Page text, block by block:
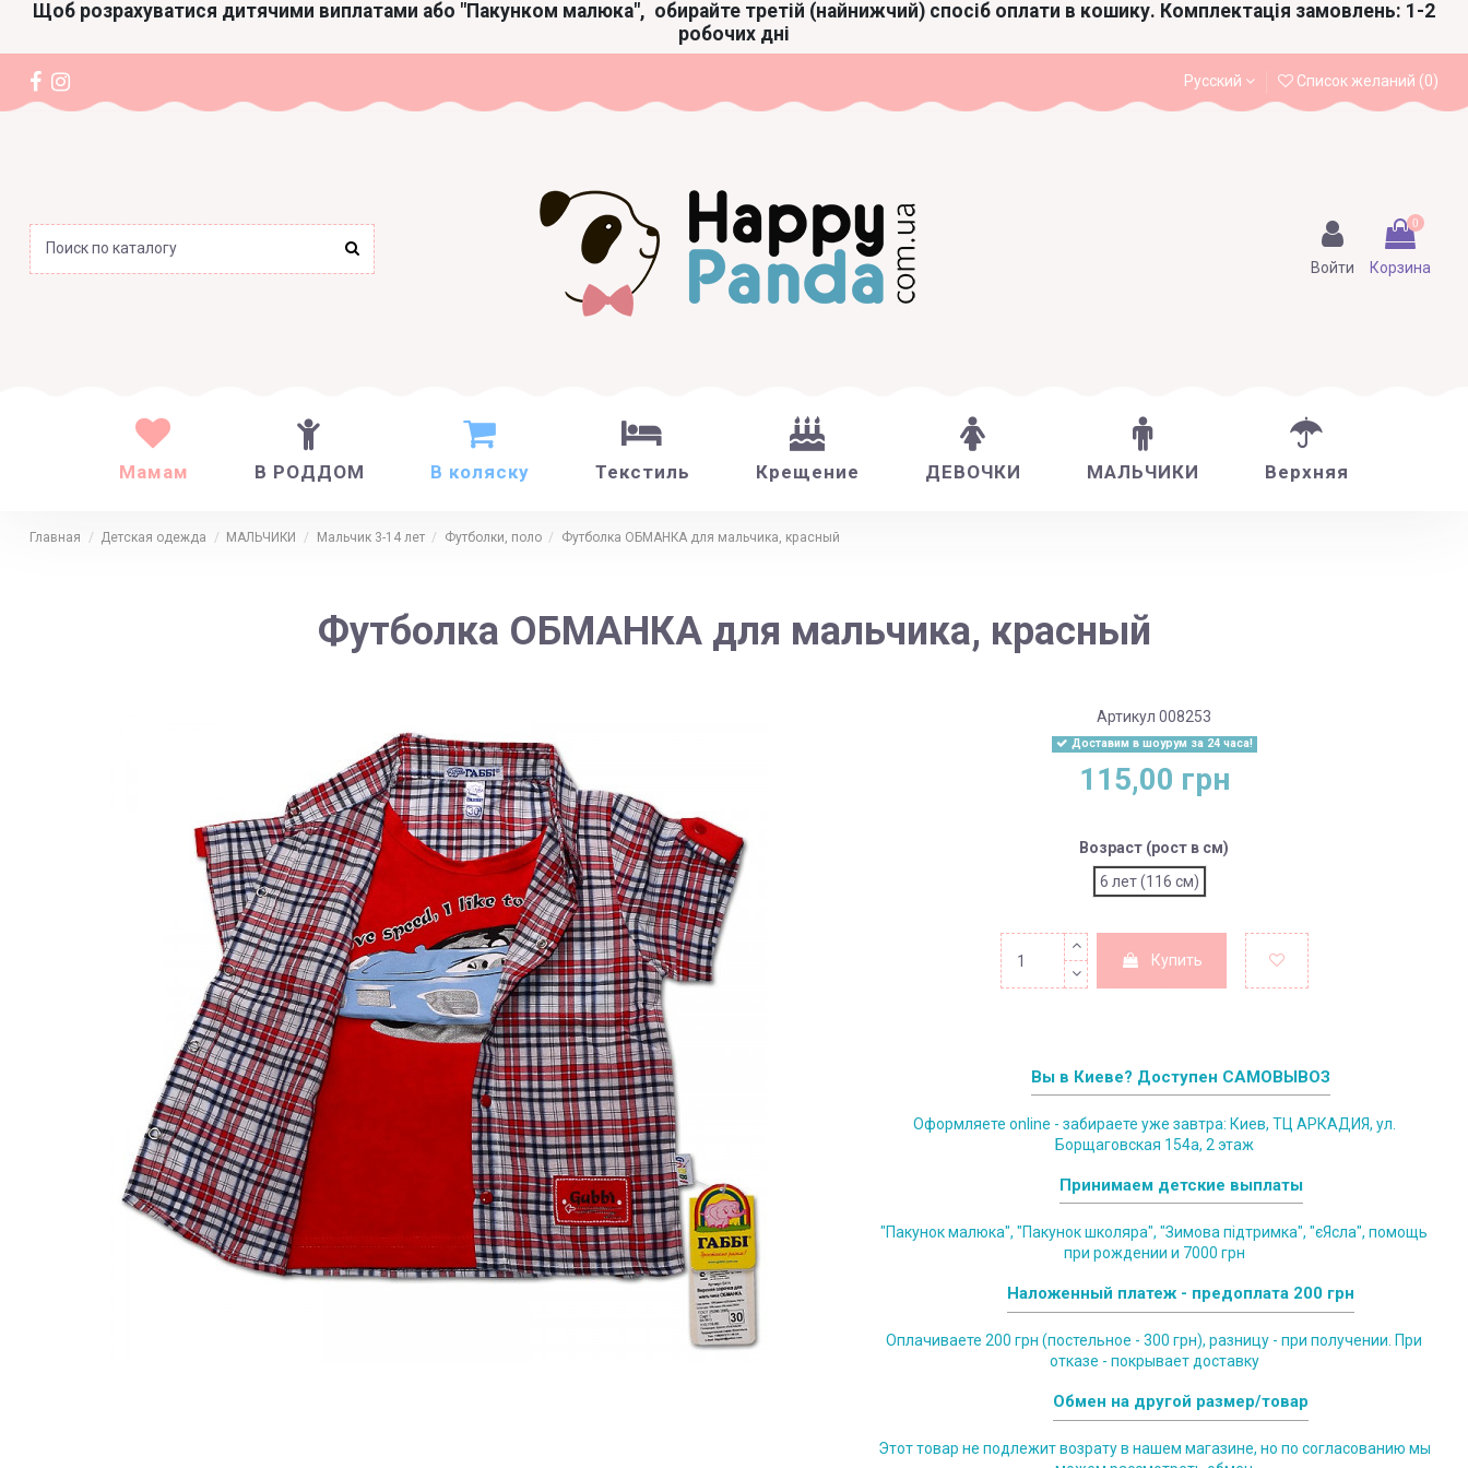
Щоб розрахуватися дитячими виплатами або "Пакунком малюка", обирайте третій (найнижчий) спосіб оплати в кошику. Комплектація замовлень: 1-2
робочих дні
Русский Список желаний (0)
Войти
0
Корзина
Мамам В РОДДОМ В коляску Текстиль Крещение ДЕВОЧКИ МАЛЬЧИКИ Верхняя
Главная Детская одежда МАЛЬЧИКИ Мальчик 3-14 лет Футболки, поло Футболка ОБМАНКА для мальчика, красный
Футболка ОБМАНКА для мальчика, красный
Артикул 008253
Доставим в шоурум за 24 часа!
115,00 грн
Возраст (рост в см)
6 лет (116 см)
Купить
Вы в Киеве? Доступен САМОВЫВОЗ
Оформляете online - забираете уже завтра: Киев, ТЦ АРКАДИЯ, ул.
Борщаговская 154а, 2 этаж
Принимаем детские выплаты
"Пакунок малюка", "Пакунок школяра", "Зимова підтримка", "єЯсла", помощь
при рождении и 7000 грн
Наложенный платеж - предоплата 200 грн
Оплачиваете 200 грн (постельное - 300 грн), разницу - при получении. При
отказе - покрывает доставку
Обмен на другой размер/товар
Этот товар не подлежит возрату в нашем магазине, но по согласованию мы